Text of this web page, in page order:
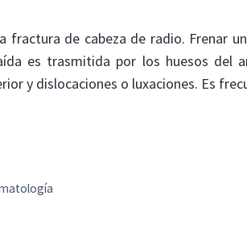
fractura de cabeza de radio. Frenar
es trasmitida por los huesos del
y dislocaciones o luxaciones. Es